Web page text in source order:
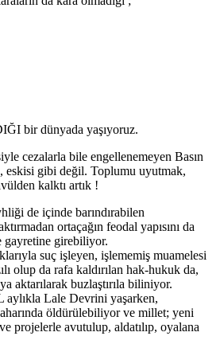
bir dünyada yaşıyoruz.
cezalarla bile engellenemeyen Basın
eskisi gibi değil. Toplumu uyutmak,
kalktı artık !
de içinde barındırabilen
ortaçağın feodal yapısını da
gayretine girebiliyor.
suç işleyen, işlememiş muamelesi
olup da rafa kaldırılan hak-hukuk da,
aktarılarak buzlaştırıla biliniyor.
Lale Devrini yaşarken,
öldürülebiliyor ve millet; yeni
projelerle avutulup, aldatılıp, oyalana